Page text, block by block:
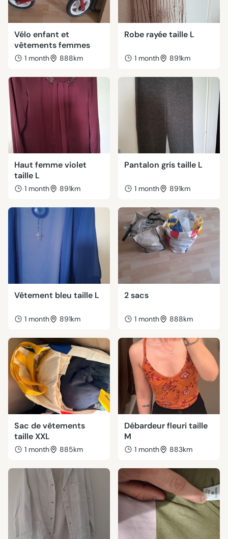
Vélo enfant et
vêtements femmes
1 month 888km
Robe rayée taille L
1 month 891km
Haut femme violet
taille L
1 month 891km
Pantalon gris taille L
1 month 891km
Vêtement bleu taille L
1 month 891km
2 sacs
1 month 888km
Sac de vêtements
taille XXL
1 month 885km
Débardeur fleuri taille
M
1 month 883km